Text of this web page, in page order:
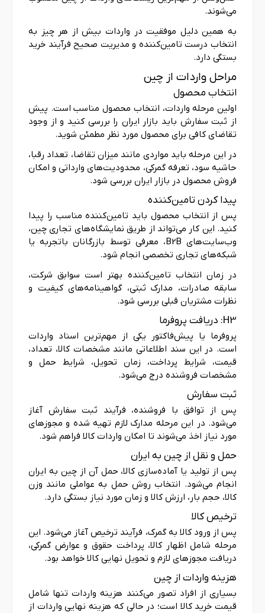
می‌شوند.
به همین دلیل موفقیت در واردات بیش از هر چیز به
انتخاب درست تامین‌کننده و مدیریت صحیح فرآیند خرید
بستگی دارد.
مراحل واردات از چین
انتخاب محصول
اولین مرحله واردات، انتخاب محصول مناسب است. پیش
از ثبت سفارش باید بازار ایران را بررسی کنید و از وجود
تقاضای کافی برای محصول مورد نظر مطمئن شوید.
در این مرحله باید مواردی مانند میزان تقاضا، تعداد رقبا،
حاشیه سود، تعرفه گمرکی، محدودیت‌های وارداتی و امکان
فروش محصول در بازار ایران بررسی شود.
پیدا کردن تامین‌کننده
پس از انتخاب محصول باید تامین‌کننده مناسب را پیدا
کنید. این کار می‌تواند از طریق نمایشگاه‌های تجاری چین،
وب‌سایت‌های B2B، معرفی توسط بازرگانان باتجربه یا
شبکه‌های تجاری تخصصی انجام شود.
در زمان انتخاب تامین‌کننده بهتر است سوابق شرکت،
سابقه صادرات، مدارک ثبتی، گواهینامه‌های کیفیت و
نظرات مشتریان قبلی بررسی شود.
H3: دریافت پروفرما
پروفرما یا پیش‌فاکتور یکی از مهم‌ترین اسناد واردات
است. در این سند اطلاعاتی مانند مشخصات کالا، تعداد،
قیمت، شرایط پرداخت، زمان تحویل، شرایط حمل و
مشخصات فروشنده درج می‌شود.
ثبت سفارش
پس از توافق با فروشنده، فرآیند ثبت سفارش آغاز
می‌شود. در این مرحله مدارک لازم تهیه شده و مجوزهای
مورد نیاز اخذ می‌شوند تا امکان واردات کالا فراهم شود.
حمل و نقل از چین به ایران
پس از تولید یا آماده‌سازی کالا، حمل آن از چین به ایران
انجام می‌شود. انتخاب روش حمل به عواملی مانند وزن
کالا، حجم بار، ارزش کالا و زمان مورد نیاز بستگی دارد.
ترخیص کالا
پس از ورود کالا به گمرک، فرآیند ترخیص آغاز می‌شود. این
مرحله شامل اظهار کالا، پرداخت حقوق و عوارض گمرکی،
دریافت مجوزهای لازم و تحویل نهایی کالا خواهد بود.
هزینه واردات از چین
بسیاری از افراد تصور می‌کنند هزینه واردات تنها شامل
قیمت خرید کالا است؛ در حالی که هزینه نهایی واردات از